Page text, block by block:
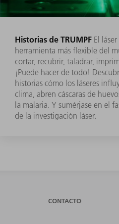
Historias de TRUMPF El láser
herramienta más flexible del
cortar, recubrir, taladrar,
¡Puede hacer de todo!
historias cómo los láseres
clima, abren cáscaras de
la malaria. Y sumérjase en el
de la investigación láser.
CONTACTO